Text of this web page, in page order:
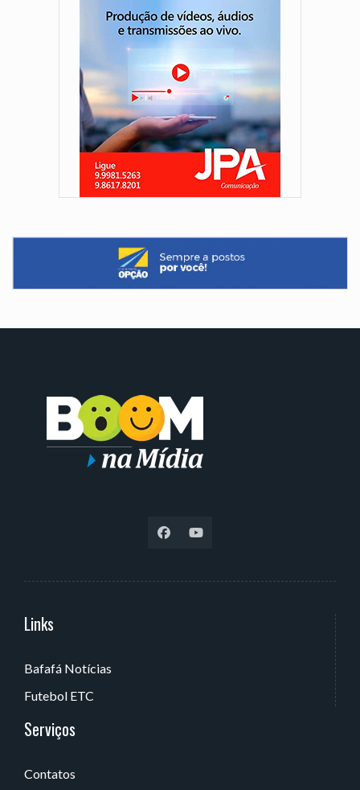
Links
Bafafá Notícias
Futebol ETC
Serviços
Contatos
Serviços